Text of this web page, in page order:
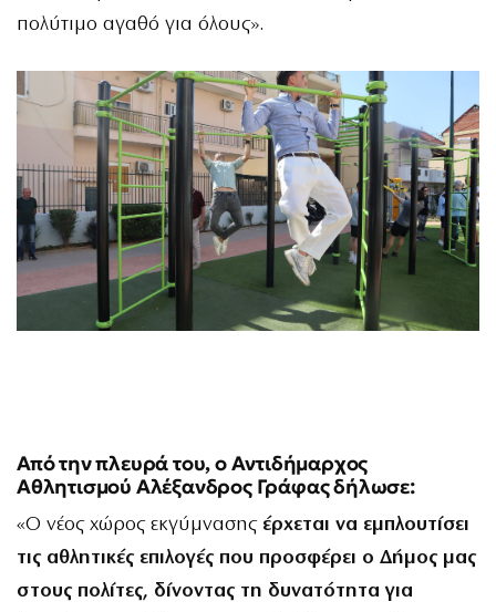
πολύτιμο αγαθό για όλους».
Από την πλευρά του, ο Αντιδήμαρχος
Αθλητισμού Αλέξανδρος Γράφας δήλωσε:
«Ο νέος χώρος εκγύμνασης έρχεται να εμπλουτίσει
τις αθλητικές επιλογές που προσφέρει ο Δήμος μας
στους πολίτες, δίνοντας τη δυνατότητα για